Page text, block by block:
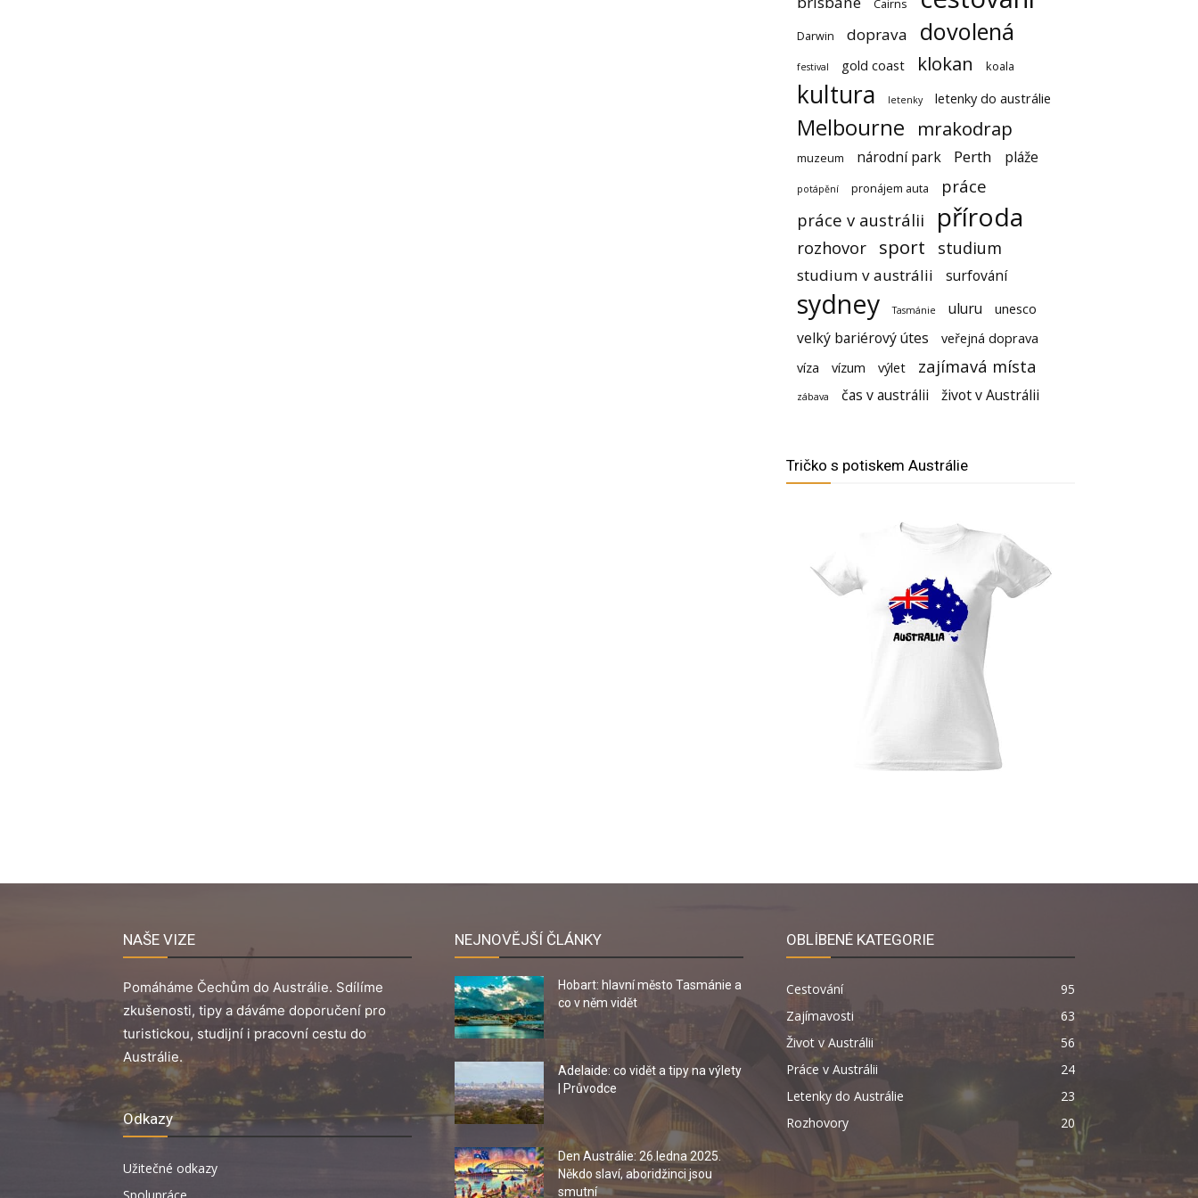
Cairns
Darwin doprava dovolená
festival gold coast klokan koala
kultura letenky letenky do austrálie
Melbourne mrakodrap
muzeum národní park Perth pláže
potápění pronájem auta
práce
práce v austrálii
příroda
rozhovor sport studium
studium v austrálii surfování
sydney Tasmánie uluru unesco
velký bariérový útes
veřejná doprava
víza
vízum výlet zajímavá místa
zábava čas v austrálii život v Austrálii
Tričko s potiskem Austrálie
NAŠE VIZE
Pomáháme Čechům do Austrálie. Sdílíme
zkušenosti, tipy a dáváme doporučení pro
turistickou, studijní i pracovní cestu do
Austrálie.
Odkazy
Užitečné odkazy
NEJNOVĚJŠÍ ČLÁNKY
Hobart: hlavní město Tasmánie a
co v něm vidět
Adelaide: co vidět a tipy na výlety
| Průvodce
Den Austrálie: 26.ledna 2025.
Někdo slaví, aboridžinci jsou
smutní
OBLÍBENÉ KATEGORIE
Cestování
95
Zajímavosti
63
Život v Austrálii
56
Práce v Austrálii
24
Letenky do Austrálie
23
Rozhovory
20